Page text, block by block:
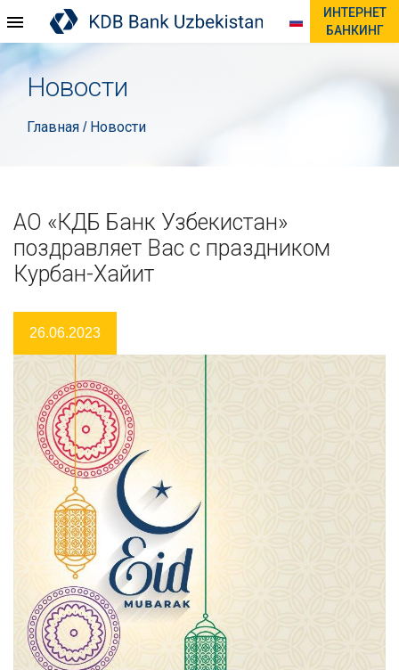
ИНТЕРНЕТ
БАНКИНГ
Новости
Главная / Новости
АО «КДБ Банк Узбекистан»
поздравляет Вас с праздником
Курбан-Хайит
26.06.2023